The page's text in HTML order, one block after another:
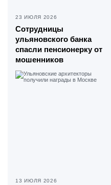
23 ИЮЛЯ 2026
Сотрудницы
ульяновского банка
спасли пенсионерку от
мошенников
13 ИЮЛЯ 2026